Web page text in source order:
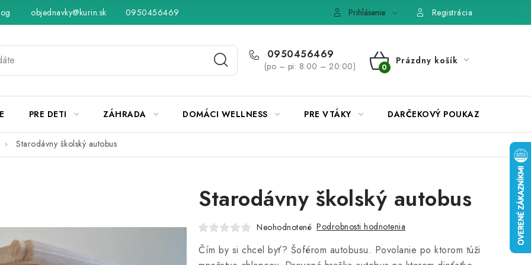
Hodnotenie obchodu Obchodné podmienky Pravidlá súťaží na Facebooku
objednavky@kurin.sk 0950456469 Prihlásenie Registrácia
0950456469
(po – pi: 8:00 – 20:00)
NÁKUPNÝ
Prázdny košík
PRE DETI ZÁHRADA DOMÁCI WELLNESS PRE VTÁKY DARČEKOVÝ POUKAZ
Starodávny školský autobus
Starodávny školský autobus
Neohodnotené Podrobnosti hodnotenia
Čím by si chcel byť? Šoférom autobusu. Povolanie po ktorom túži